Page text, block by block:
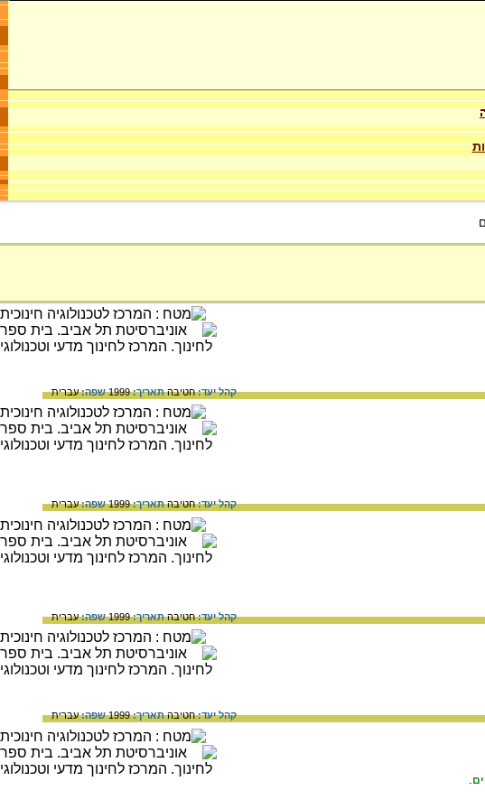
קהל יעד:חטיבהתאריך:1999 שפה:עברית
קהל יעד:חטיבהתאריך:1999 שפה:עברית
קהל יעד:חטיבהתאריך:1999 שפה:עברית
קהל יעד:חטיבהתאריך:1999 שפה:עברית
.